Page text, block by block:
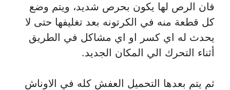
فان الرص لها يكون بحرص شديد، ويتم وضع
كل قطعة منه في الكرتونه بعد تغليفها حتى لا
يحدث له اي كسر او اي مشاكل في الطريق
أثناء التحرك الي المكان الجديد.
ثم يتم بعدها التحميل العفش كله في الاوناش